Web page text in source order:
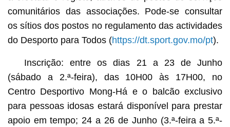
comunitários das associações. Pode-se consultar
os sítios dos postos no regulamento das actividades
do Desporto para Todos (https://dt.sport.gov.mo/pt).
Inscrição: entre os dias 21 a 23 de Junho
(sábado a 2.ª-feira), das 10H00 às 17H00, no
Centro Desportivo Mong-Há e o balcão exclusivo
para pessoas idosas estará disponível para prestar
apoio em tempo; 24 a 26 de Junho (3.ª-feira a 5.ª-